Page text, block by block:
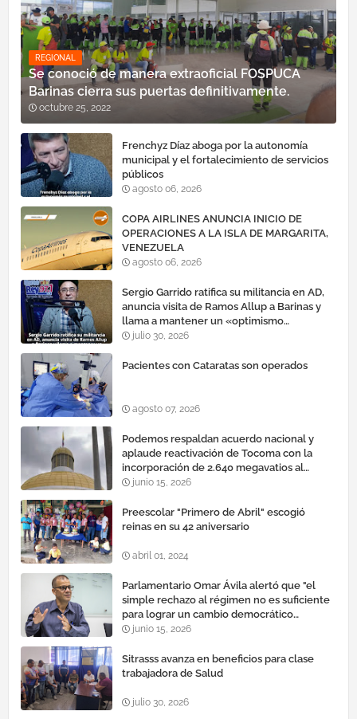
REGIONAL
Se conoció de manera extraoficial FOSPUCA
Barinas cierra sus puertas definitivamente.
octubre 25, 2022
Frenchyz Díaz aboga por la autonomía
municipal y el fortalecimiento de servicios
públicos
agosto 06, 2026
COPA AIRLINES ANUNCIA INICIO DE
OPERACIONES A LA ISLA DE MARGARITA,
VENEZUELA
agosto 06, 2026
Sergio Garrido ratifica su militancia en AD,
anuncia visita de Ramos Allup a Barinas y
llama a mantener un «optimismo
cauteloso»
julio 30, 2026
Pacientes con Cataratas son operados
agosto 07, 2026
Podemos respaldan acuerdo nacional y
aplaude reactivación de Tocoma con la
incorporación de 2.640 megavatios al
sistema eléctrico nacional
junio 15, 2026
Preescolar "Primero de Abril" escogió
reinas en su 42 aniversario
abril 01, 2024
Parlamentario Omar Ávila alertó que "el
simple rechazo al régimen no es suficiente
para lograr un cambio democrático
efectivo"
junio 15, 2026
Sitrasss avanza en beneficios para clase
trabajadora de Salud
julio 30, 2026